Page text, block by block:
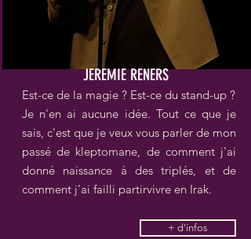
JEREMIE RENERS
Est-ce de la magie ? Est-ce du stand-up ?
Je n'en ai aucune idée. Tout ce que je
sais, c'est que je veux vous parler de mon
passé de kleptomane, de comment j'ai
donné naissance à des triplés, et de
comment j’ai failli partirvivre en Irak.
+ d'infos